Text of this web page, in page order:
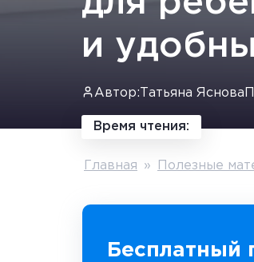
и
Автор: Татьяна Яснова
Время чтения:
Главная » Полезные
Бесплатный